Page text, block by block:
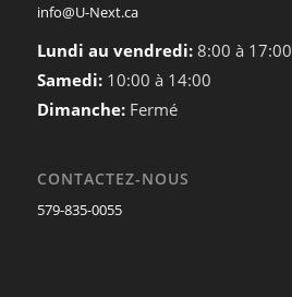
info@U-Next.ca
Lundi au vendredi: 8:00 à 17:00
Samedi: 10:00 à 14:00
Dimanche: Fermé
CONTACTEZ-NOUS
579-835-0055